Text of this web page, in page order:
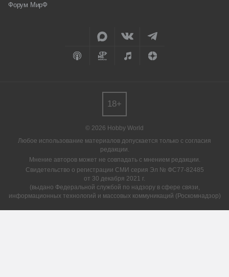
Форум МирФ
© 2026 Hobby World
Любое использование материалов допускается только с согласия
редакции.
Мнение авторов может не совпадать с мнением редакции.
Свидетельство о регистрации СМИ серия Эл № ФС77-82485
от 30 декабря 2021 г.
(выдано Федеральной службой по надзору в сфере связи,
информационных технологий и массовых коммуникаций (Роскомнадзор)
18+